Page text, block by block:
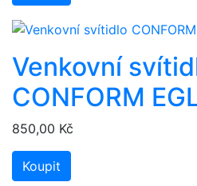
Venkovní
CONFORM
850,00 Kč
Koupit